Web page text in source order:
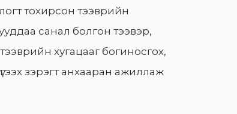
тохирсон тээврийн
санал болгон тээвэр,
хугацааг богиносгох,
зэрэгт анхааран ажиллаж